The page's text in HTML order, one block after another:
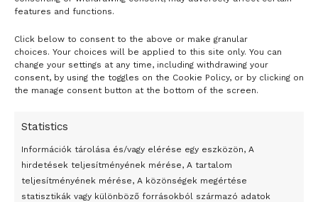
features and functions.
Click below to consent to the above or make granular
choices. Your choices will be applied to this site only. You can
change your settings at any time, including withdrawing your
consent, by using the toggles on the Cookie Policy, or by clicking on
the manage consent button at the bottom of the screen.
Statistics
Információk tárolása és/vagy elérése egy eszközön, A
hirdetések teljesítményének mérése, A tartalom
teljesítményének mérése, A közönségek megértése
statisztikák vagy különböző forrásokból származó adatok
- H I R D E T É S -